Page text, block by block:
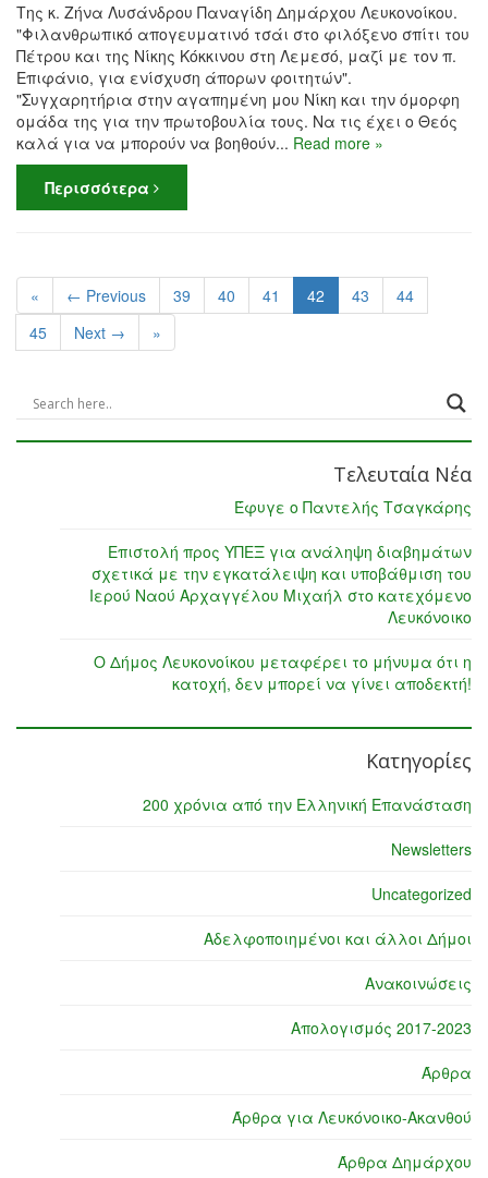
Της κ. Ζήνα Λυσάνδρου Παναγίδη Δημάρχου Λευκονοίκου.
"Φιλανθρωπικό απογευματινό τσάι στο φιλόξενο σπίτι του
Πέτρου και της Νίκης Κόκκινου στη Λεμεσό, μαζί με τον π.
Επιφάνιο, για ενίσχυση άπορων φοιτητών".
"Συγχαρητήρια στην αγαπημένη μου Νίκη και την όμορφη
ομάδα της για την πρωτοβουλία τους. Να τις έχει ο Θεός
καλά για να μπορούν να βοηθούν... Read more »
Περισσότερα
« ← Previous 39 40 41 42 43
44
45
Next → »
Τελευταία Νέα
Έφυγε ο Παντελής Τσαγκάρης
Επιστολή προς ΥΠΕΞ για ανάληψη διαβημάτων
σχετικά με την εγκατάλειψη και υποβάθμιση του
Ιερού Ναού Αρχαγγέλου Μιχαήλ στο κατεχόμενο
Λευκόνοικο
Ο Δήμος Λευκονοίκου μεταφέρει το μήνυμα ότι η
κατοχή, δεν μπορεί να γίνει αποδεκτή!
Κατηγορίες
200 χρόνια από την Ελληνική Επανάσταση
Newsletters
Uncategorized
Αδελφοποιημένοι και άλλοι Δήμοι
Ανακοινώσεις
Απολογισμός 2017-2023
Άρθρα
Άρθρα για Λευκόνοικο-Ακανθού
Άρθρα Δημάρχου